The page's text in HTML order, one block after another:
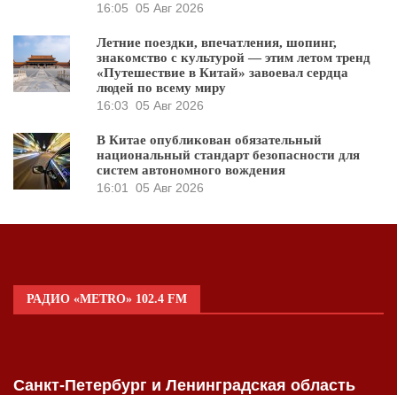
16:05 05 Авг 2026
Летние поездки, впечатления, шопинг,
знакомство с культурой — этим летом тренд
«Путешествие в Китай» завоевал сердца
людей по всему миру
16:03 05 Авг 2026
В Китае опубликован обязательный
национальный стандарт безопасности для
систем автономного вождения
16:01
05 Авг 2026
РАДИО «METRO» 102.4 FM
Санкт-Петербург и Ленинградская область